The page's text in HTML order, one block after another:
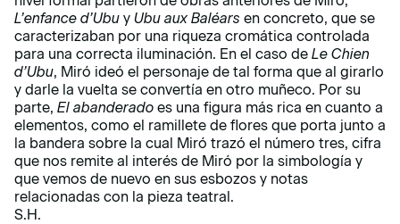
L’enfance d’Ubu y Ubu aux Baléars en concreto, que se
caracterizaban por una riqueza cromática controlada
para una correcta iluminación. En el caso de Le Chien
d’Ubu, Miró ideó el personaje de tal forma que al girarlo
y darle la vuelta se convertía en otro muñeco. Por su
parte, El abanderado es una figura más rica en cuanto a
elementos, como el ramillete de flores que porta junto a
la bandera sobre la cual Miró trazó el número tres, cifra
que nos remite al interés de Miró por la simbología y
que vemos de nuevo en sus esbozos y notas
relacionadas con la pieza teatral.
S.H.